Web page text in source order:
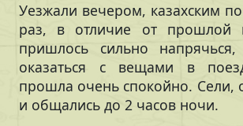
Уезжали вечером, казахским
раз, в отличие от прошлой
пришлось сильно
оказаться с вещами в
прошла очень спокойно. Сели,
и общались до 2 часов ночи.